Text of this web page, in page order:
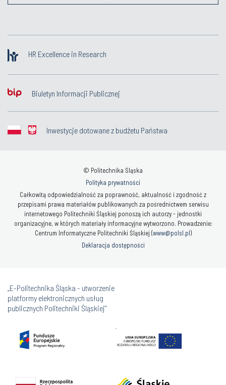
HR Excellence in Research
Biuletyn Informacji Publicznej
Inwestycje dotowane z budżetu Państwa
© Politechnika Śląska
Polityka prywatności
Całkowitą odpowiedzialność za poprawność, aktualność i zgodność z
przepisami prawa materiałów publikowanych za pośrednictwem serwisu
internetowego Politechniki Śląskiej ponoszą ich autorzy - jednostki
organizacyjne, w których materiały informacyjne wytworzono. Prowadzenie:
Centrum Informatyczne Politechniki Śląskiej (www@polsl.pl)
Deklaracja dostępności
„E-Politechnika Śląska - utworzenie
platformy elektronicznych usług
publicznych Politechniki Śląskiej”